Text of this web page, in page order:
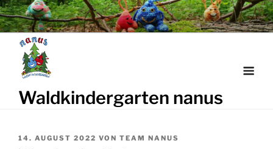
Weiter
zum
Inhalt
Waldkindergarten nanus
VERÖFFENTLICHT
14. AUGUST 2022 VON TEAM NANUS